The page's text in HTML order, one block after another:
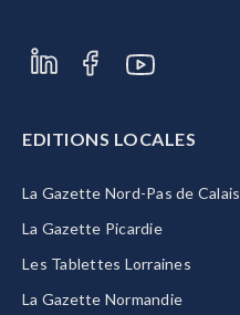
EDITIONS LOCALES
La Gazette Nord-Pas de Calais
La Gazette Picardie
Les Tablettes Lorraines
La Gazette Normandie